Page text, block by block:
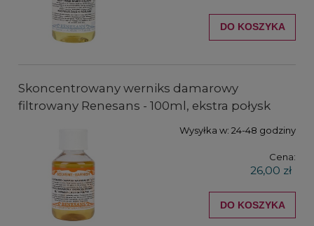
DO KOSZYKA
Skoncentrowany werniks damarowy
filtrowany Renesans - 100ml, ekstra połysk
Wysyłka w: 24-48 godziny
Cena:
26,00 zł
DO KOSZYKA